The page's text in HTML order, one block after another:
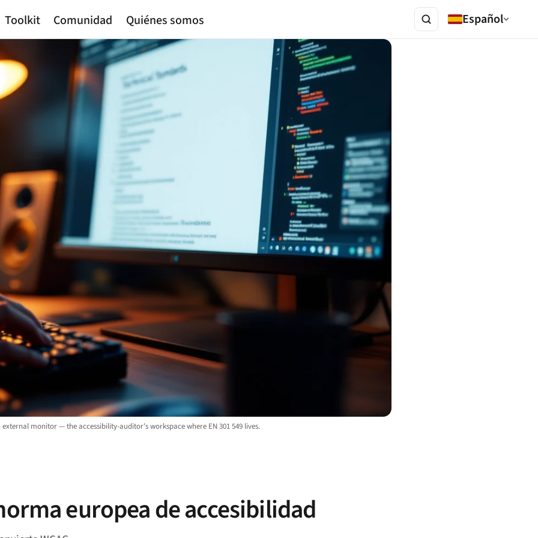
Toolkit Comunidad Quiénes somos Español
monitor — the accessibility-auditor's workspace where EN 301 549 lives.
europea de accesibilidad